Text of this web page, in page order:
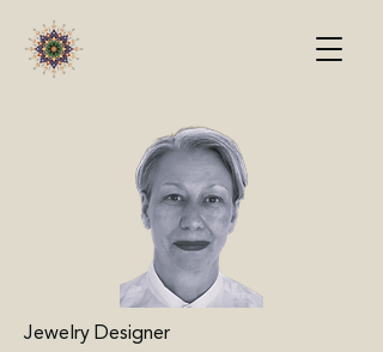
Jewelry Designer